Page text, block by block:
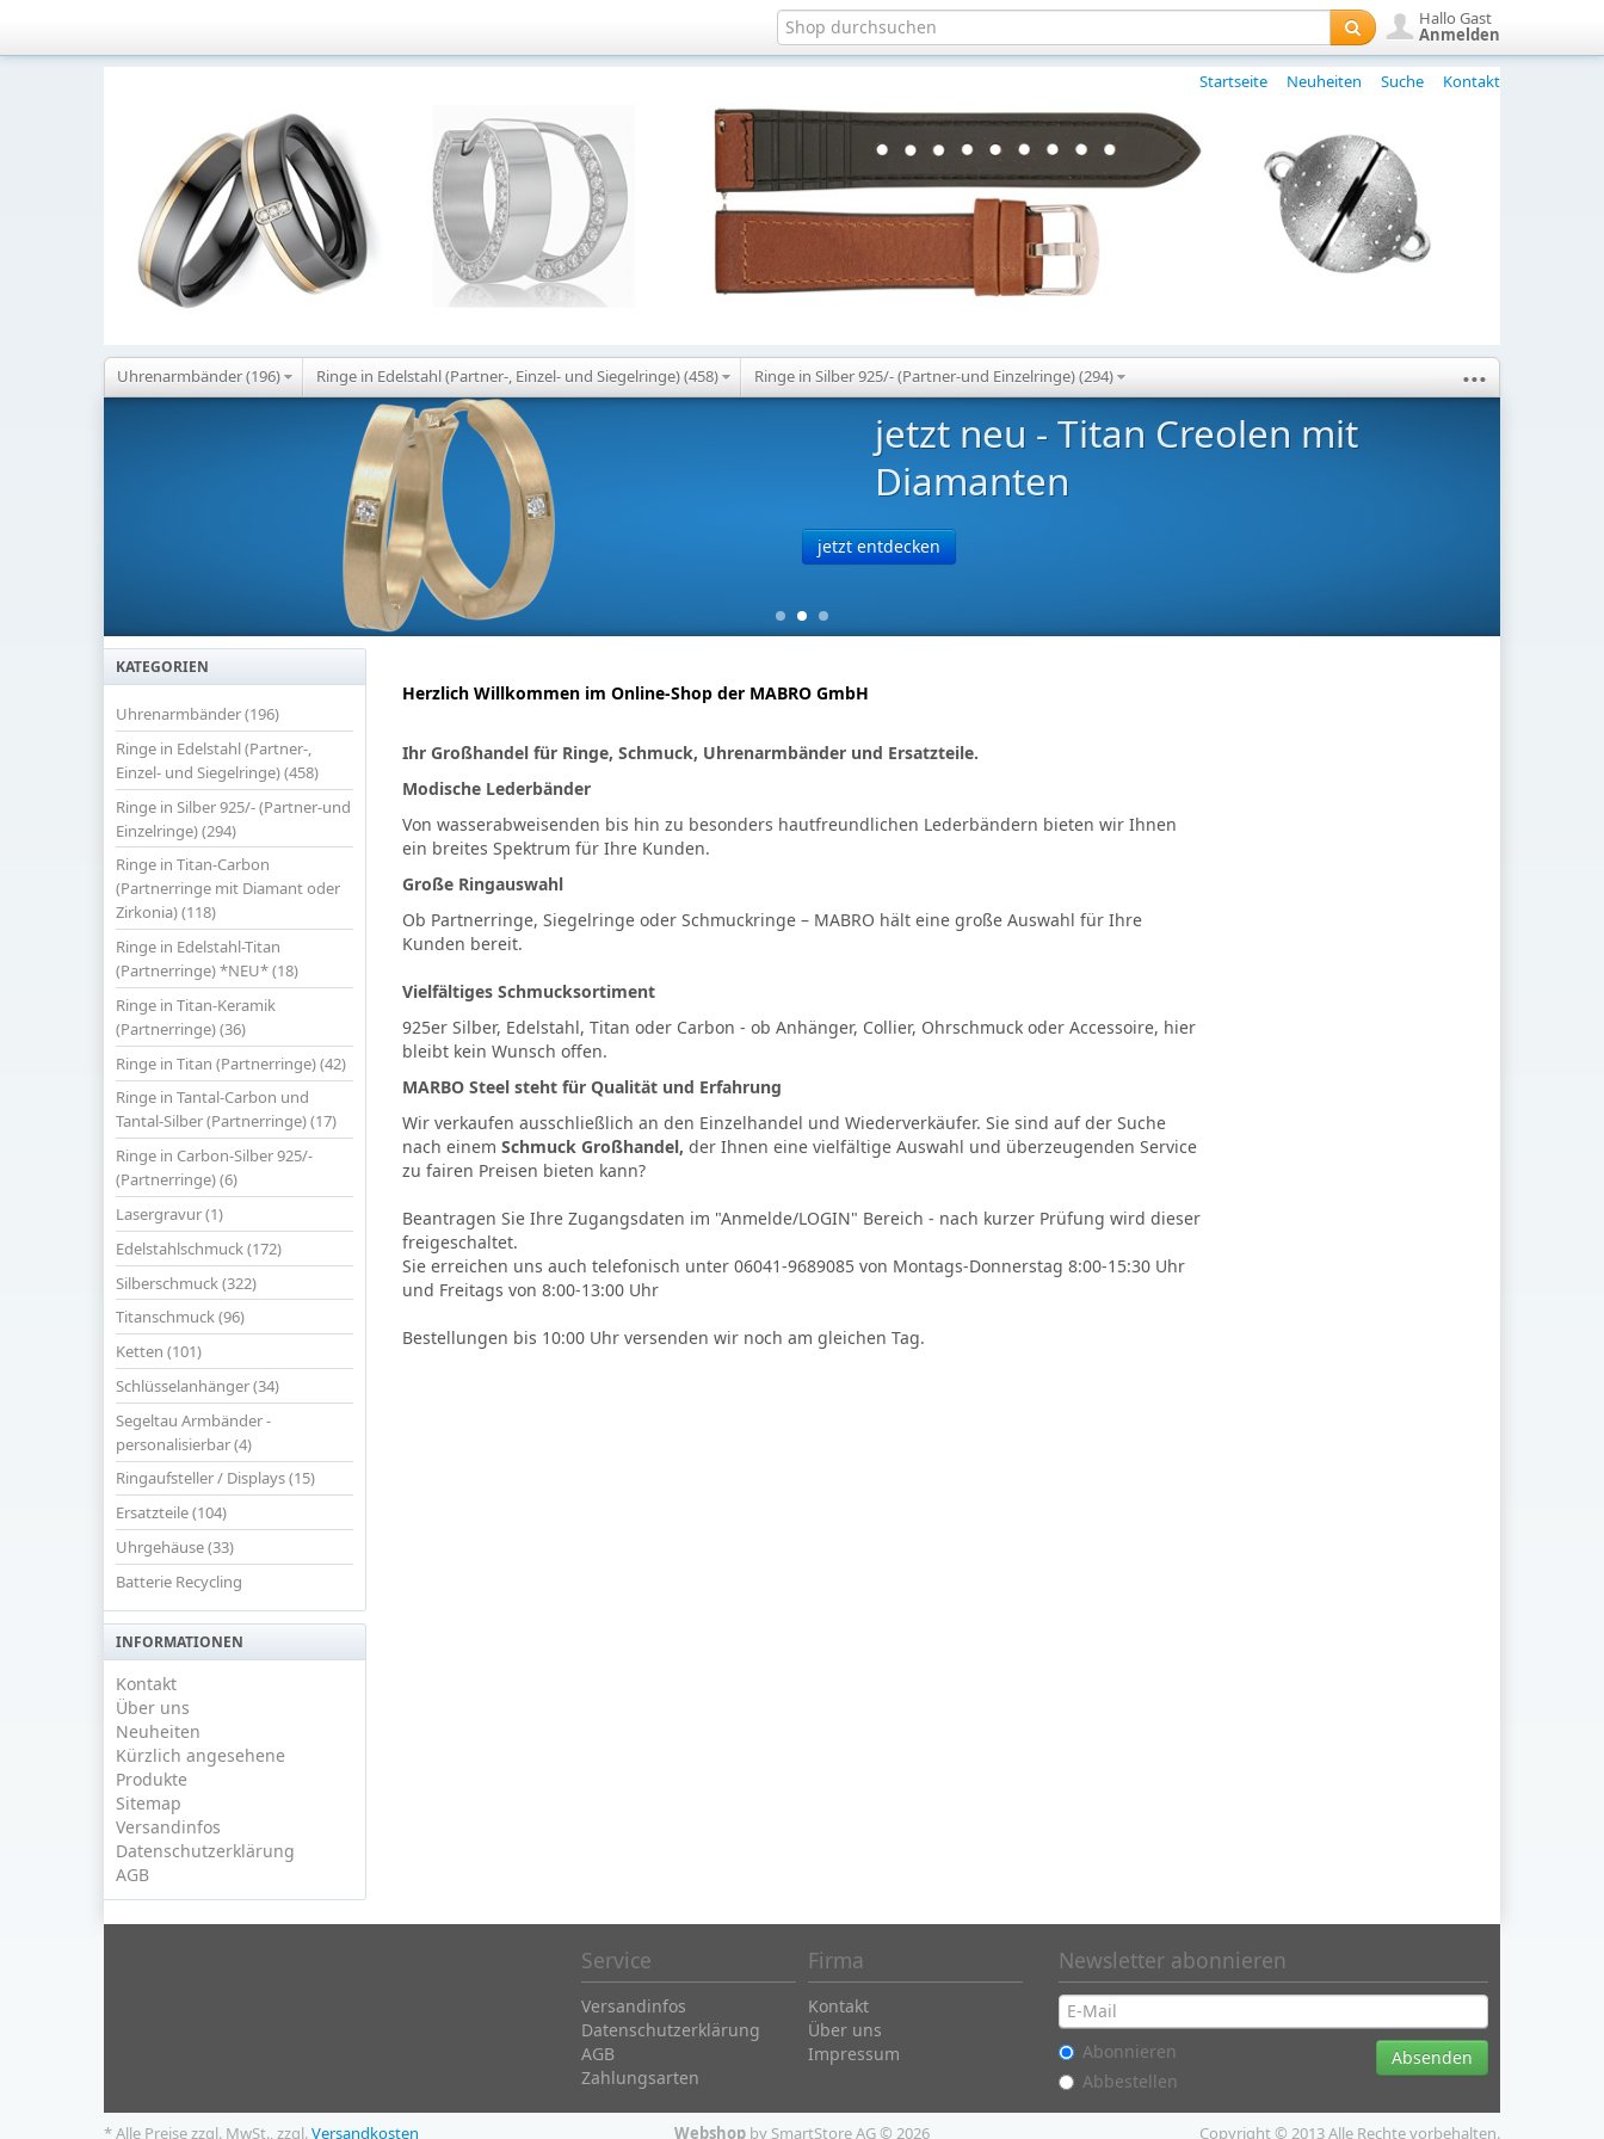
Hallo Gast
Anmelden
Startseite Neuheiten Suche Kontakt
Uhrenarmbänder (196) Ringe in Edelstahl (Partner-, Einzel- und Siegelringe) (458) Ringe in Silber 925/- (Partner-und Einzelringe) (294) ...
jetzt neu - Titan Creolen mit
Diamanten
jetzt entdecken
KATEGORIEN
Uhrenarmbänder (196)
Ringe in Edelstahl (Partner-,
Einzel- und Siegelringe) (458)
Ringe in Silber 925/- (Partner-und
Einzelringe) (294)
Ringe in Titan-Carbon
(Partnerringe mit Diamant oder
Zirkonia) (118)
Ringe in Edelstahl-Titan
(Partnerringe) *NEU* (18)
Ringe in Titan-Keramik
(Partnerringe) (36)
Ringe in Titan (Partnerringe) (42)
Ringe in Tantal-Carbon und
Tantal-Silber (Partnerringe) (17)
Ringe in Carbon-Silber 925/-
(Partnerringe) (6)
Lasergravur (1)
Edelstahlschmuck (172)
Silberschmuck (322)
Titanschmuck (96)
Ketten (101)
Schlüsselanhänger (34)
Segeltau Armbänder -
personalisierbar (4)
Ringaufsteller / Displays (15)
Ersatzteile (104)
Uhrgehäuse (33)
Batterie Recycling
INFORMATIONEN
Kontakt
Über uns
Neuheiten
Kürzlich angesehene
Produkte
Sitemap
Versandinfos
Datenschutzerklärung
AGB
Herzlich Willkommen im Online-Shop der MABRO GmbH
Ihr Großhandel für Ringe, Schmuck, Uhrenarmbänder und Ersatzteile.
Modische Lederbänder
Von wasserabweisenden bis hin zu besonders hautfreundlichen Lederbändern bieten wir Ihnen
ein breites Spektrum für Ihre Kunden.
Große Ringauswahl
Ob Partnerringe, Siegelringe oder Schmuckringe – MABRO hält eine große Auswahl für Ihre
Kunden bereit.
Vielfältiges Schmucksortiment
925er Silber, Edelstahl, Titan oder Carbon - ob Anhänger, Collier, Ohrschmuck oder Accessoire, hier
bleibt kein Wunsch offen.
MARBO Steel steht für Qualität und Erfahrung
Wir verkaufen ausschließlich an den Einzelhandel und Wiederverkäufer. Sie sind auf der Suche
nach einem Schmuck Großhandel, der Ihnen eine vielfältige Auswahl und überzeugenden Service
zu fairen Preisen bieten kann?
Beantragen Sie Ihre Zugangsdaten im "Anmelde/LOGIN" Bereich - nach kurzer Prüfung wird dieser
freigeschaltet.
Sie erreichen uns auch telefonisch unter 06041-9689085 von Montags-Donnerstag 8:00-15:30 Uhr
und Freitags von 8:00-13:00 Uhr
Bestellungen bis 10:00 Uhr versenden wir noch am gleichen Tag.
Service
Versandinfos
Datenschutzerklärung
AGB
Zahlungsarten
Firma
Kontakt
Über uns
Impressum
Newsletter abonnieren
Absenden
Abonnieren
Abbestellen
* Alle Preise zzgl. MwSt., zzgl.Versandkosten Webshop by SmartStore AG © 2026 Copyright © 2013 Alle Rechte vorbehalten.